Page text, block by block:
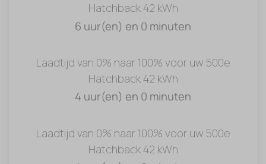
Hatchback 42 kWh
6 uur(en) en 0 minuten
Laadtijd van 0% naar 100% voor uw 500e
Hatchback 42 kWh
4 uur(en) en 0 minuten
Laadtijd van 0% naar 100% voor uw 500e
Hatchback 42 kWh